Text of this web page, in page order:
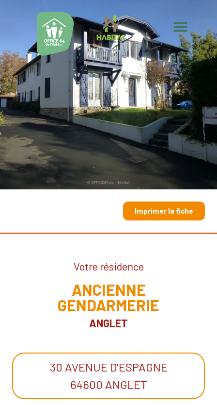
Imprimer la fiche
Votre résidence
ANCIENNE
GENDARMERIE
ANGLET
30 AVENUE D'ESPAGNE
64600 ANGLET